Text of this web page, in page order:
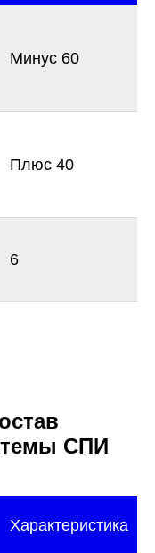
Минус 60
Плюс 40
6
СПИ
Характеристика